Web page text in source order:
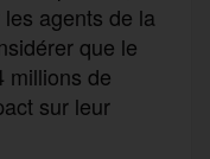
agents de la
que le
millions de
sur leur